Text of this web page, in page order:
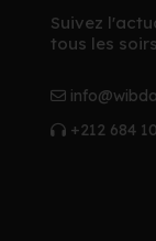
Suivez
tous les
+212 684